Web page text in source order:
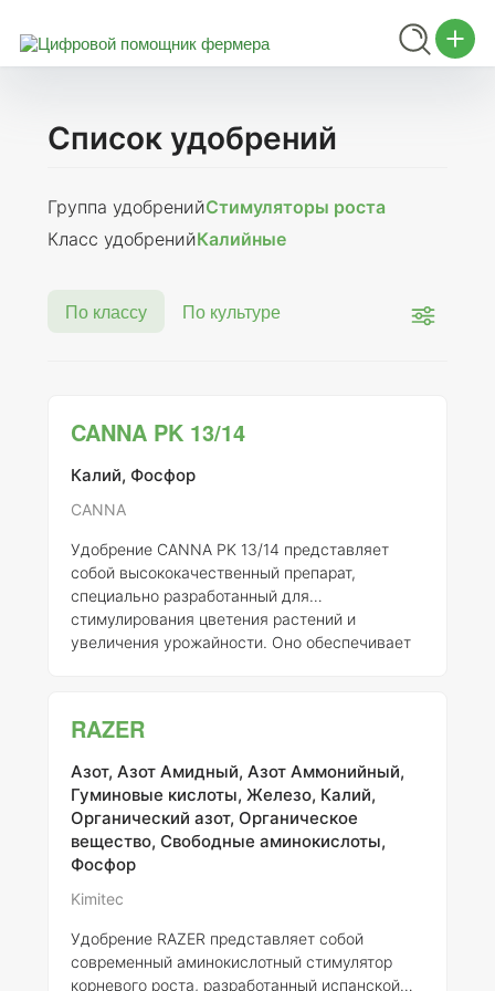
Список удобрений
Группа удобренийСтимуляторы роста
Класс удобренийКалийные
По классу По культуре
CANNA PK 13/14
Калий, Фосфор
CANNA
Удобрение CANNA PK 13/14 представляет
собой высококачественный препарат,
специально разработанный для
стимулирования цветения растений и
увеличения урожайности. Оно обеспечивает
плодов. Удобство применения делает это
опытных садоводов, так и для новичков.
CANNA PK 13/14 можно использовать в
различных условиях: как в закрытом, так и в
открытом грунте, а также в системах
замкнутого и незамкнутого типа. Применение
RAZER
Азот, Азот Амидный, Азот Аммонийный,
Гуминовые кислоты, Железо, Калий,
Органический азот, Органическое
вещество, Свободные аминокислоты,
Фосфор
Kimitec
Удобрение RAZER представляет собой
современный аминокислотный стимулятор
корневого роста, разработанный испанской